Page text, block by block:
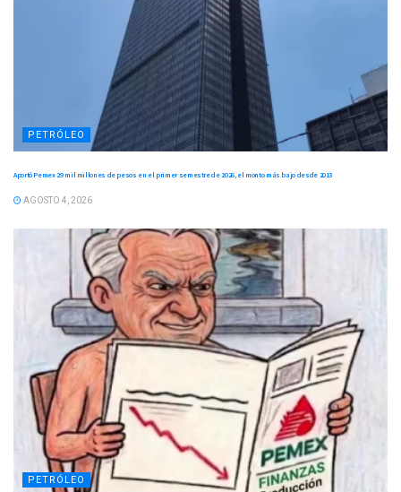
PETRÓLEO
Aportó Pemex 29 mil millones de pesos en el primer semestre de 2026, el monto más bajo desde 2013
AGOSTO 4, 2026
PETRÓLEO